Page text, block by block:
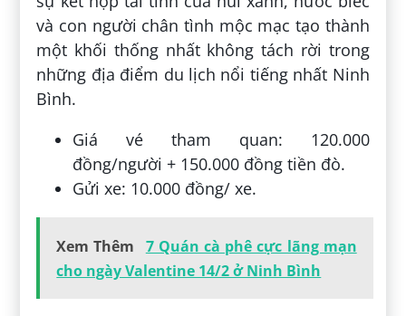
và con người chân tình mộc mạc tạo thành
một khối thống nhất không tách rời trong
những địa điểm du lịch nổi tiếng nhất Ninh
Bình.
Giá vé tham quan: 120.000
đồng/người + 150.000 đồng tiền đò.
Gửi xe: 10.000 đồng/ xe.
Xem Thêm
7 Quán cà phê cực lãng mạn
cho ngày Valentine 14/2 ở Ninh Bình